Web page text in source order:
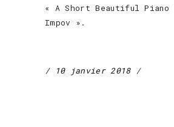
« A Short Beautiful Piano
Impov ».
10 janvier 2018